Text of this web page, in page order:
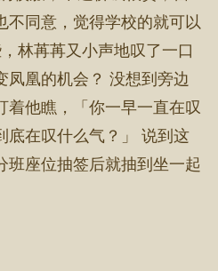
不同意，觉得学校的就可以
林苒苒又小声地叹了一口
凤凰的机会？ 没想到旁边
着他瞧，「你一早一直在叹
底在叹什么气？」 说到这
班座位抽签后就抽到坐一起